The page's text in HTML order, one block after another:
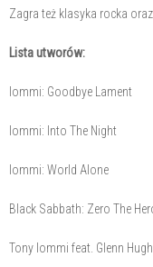
Zagra też klasyka rocka
Lista utworów:
Iommi: Goodbye Lament
Iommi: Into The Night
Iommi: World Alone
Black Sabbath: Zero The
Tony Iommi feat. Glenn